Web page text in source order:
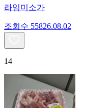
라임미소가
조회수 55826.08.02
14